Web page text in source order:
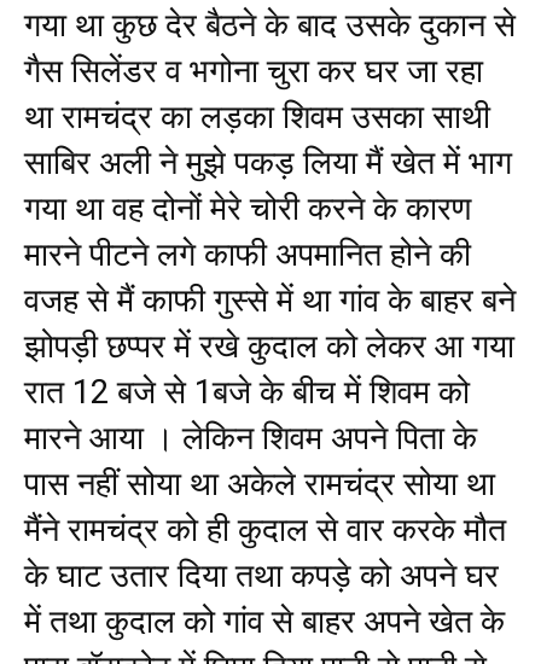
गया था कुछ देर बैठने के बाद उसके दुकान से
गैस सिलेंडर व भगोना चुरा कर घर जा रहा
था रामचंद्र का लड़का शिवम उसका साथी
साबिर अली ने मुझे पकड़ लिया मैं खेत में भाग
गया था वह दोनों मेरे चोरी करने के कारण
मारने पीटने लगे काफी अपमानित होने की
वजह से मैं काफी गुस्से में था गांव के बाहर बने
झोपड़ी छप्पर में रखे कुदाल को लेकर आ गया
रात 12 बजे से 1बजे के बीच में शिवम को
मारने आया । लेकिन शिवम अपने पिता के
पास नहीं सोया था अकेले रामचंद्र सोया था
मैंने रामचंद्र को ही कुदाल से वार करके मौत
के घाट उतार दिया तथा कपड़े को अपने घर
में तथा कुदाल को गांव से बाहर अपने खेत के